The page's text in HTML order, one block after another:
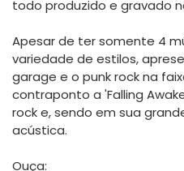
todo produzido e gravado
Apesar de ter somente 4
variedade de estilos,
garage e o punk rock na
contraponto a 'Falling
rock e, sendo em sua
acústica.
Ouça: